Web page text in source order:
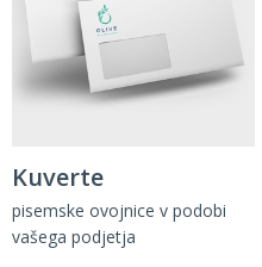
Kuverte
pisemske ovojnice v podobi
vašega podjetja